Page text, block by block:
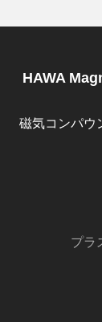
HAWA
磁気コンパウ
プラ